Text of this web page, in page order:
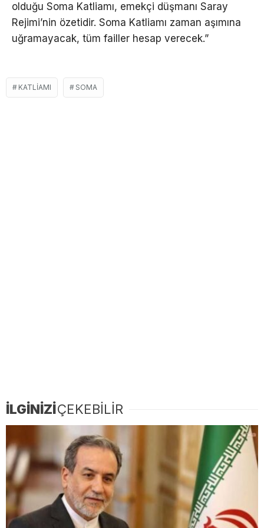
olduğu Soma Katliamı, emekçi düşmanı Saray
Rejimi’nin özetidir. Soma Katliamı zaman aşımına
uğramayacak, tüm failler hesap verecek.”
KATLIAMI SOMA
İLGİNİZİÇEKEBİLİR